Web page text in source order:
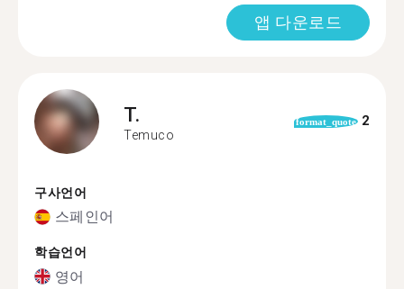
앱 다운로드
T.
Temuco
format_quote 2
구사언어
스페인어
학습언어
영어